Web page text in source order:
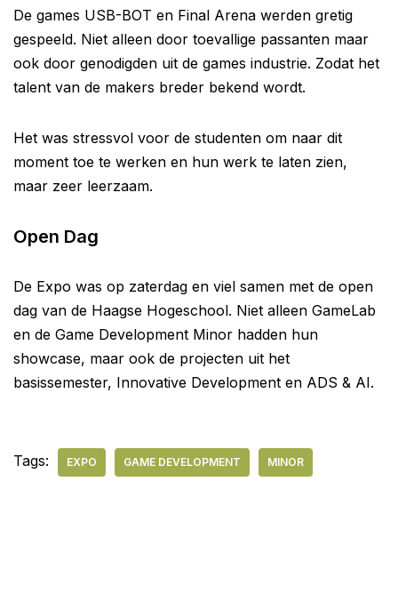
De games USB-BOT en Final Arena werden gretig
gespeeld. Niet alleen door toevallige passanten maar
ook door genodigden uit de games industrie. Zodat het
talent van de makers breder bekend wordt.
Het was stressvol voor de studenten om naar dit
moment toe te werken en hun werk te laten zien,
maar zeer leerzaam.
Open Dag
De Expo was op zaterdag en viel samen met de open
dag van de Haagse Hogeschool. Niet alleen GameLab
en de Game Development Minor hadden hun
showcase, maar ook de projecten uit het
basissemester, Innovative Development en ADS & AI.
Tags: EXPO GAME DEVELOPMENT MINOR